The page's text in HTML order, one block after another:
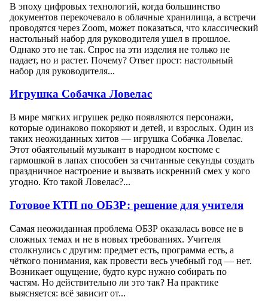
В эпоху цифровых технологий, когда большинство
документов перекочевало в облачные хранилища, а встречи
проводятся через Zoom, может показаться, что классический
настольный набор для руководителя ушел в прошлое.
Однако это не так. Спрос на эти изделия не только не
падает, но и растет. Почему? Ответ прост: настольный
набор для руководителя...
Игрушка Собачка Ловелас
В мире мягких игрушек редко появляются персонажи,
которые одинаково покоряют и детей, и взрослых. Один из
таких неожиданных хитов — игрушка Собачка Ловелас.
Этот обаятельный музыкант в народном костюме с
гармошкой в лапах способен за считанные секунды создать
праздничное настроение и вызвать искренний смех у кого
угодно. Кто такой Ловелас?...
Готовое КТП по ОБЗР: решение для учителя
Самая неожиданная проблема ОБЗР оказалась вовсе не в
сложных темах и не в новых требованиях. Учителя
столкнулись с другим: предмет есть, программа есть, а
чёткого понимания, как провести весь учебный год — нет.
Возникает ощущение, будто курс нужно собирать по
частям. Но действительно ли это так? На практике
выясняется: всё зависит от...